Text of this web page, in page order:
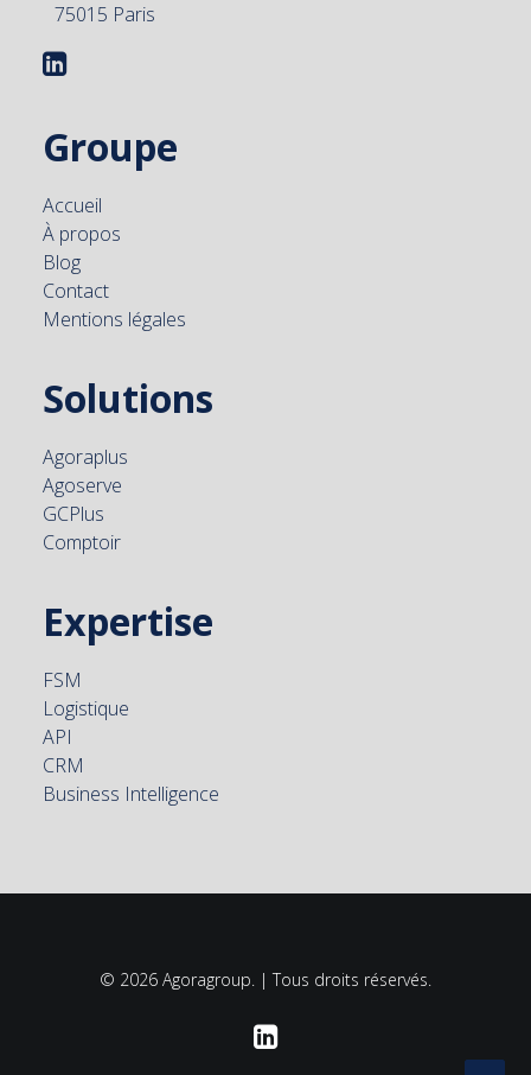
75015 Paris
Groupe
Accueil
À propos
Blog
Contact
Mentions légales
Solutions
Agoraplus
Agoserve
GCPlus
Comptoir
Expertise
FSM
Logistique
API
CRM
Business Intelligence
© 2026 Agoragroup. | Tous droits réservés.